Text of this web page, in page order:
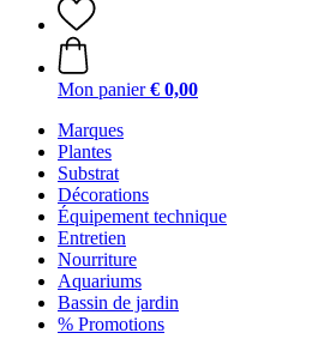
Mon panier € 0,00
Marques
Plantes
Substrat
Décorations
Équipement technique
Entretien
Nourriture
Aquariums
Bassin de jardin
% Promotions